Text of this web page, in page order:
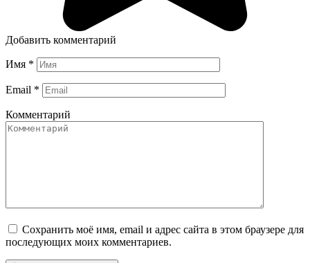
Добавить комментарий
Имя *
Email *
Комментарий
Сохранить моё имя, email и адрес сайта в этом браузере для
последующих моих комментариев.